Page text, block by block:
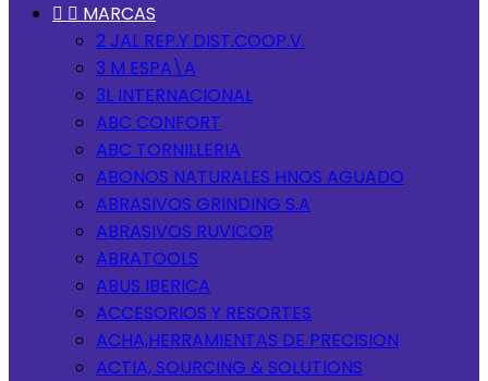
  MARCAS
2 JAL REP.Y DIST.COOP.V.
3 M ESPA\A
3L INTERNACIONAL
ABC CONFORT
ABC TORNILLERIA
ABONOS NATURALES HNOS AGUADO
ABRASIVOS GRINDING S.A
ABRASIVOS RUVICOR
ABRATOOLS
ABUS IBERICA
ACCESORIOS Y RESORTES
ACHA,HERRAMIENTAS DE PRECISION
ACTIA, SOURCING & SOLUTIONS